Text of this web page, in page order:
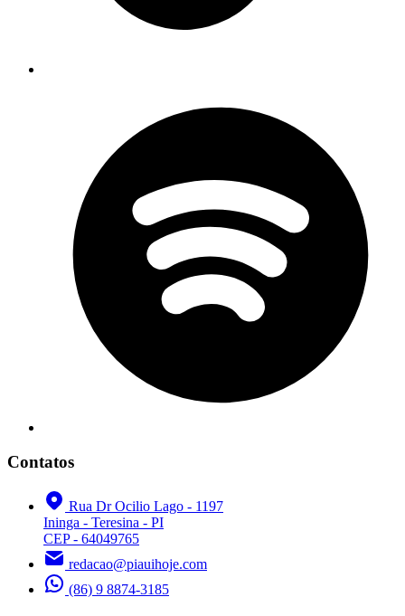
Contatos
Rua Dr Ocilio Lago - 1197
Ininga - Teresina - PI
CEP - 64049765
redacao@piauihoje.com
(86) 9 8874-3185